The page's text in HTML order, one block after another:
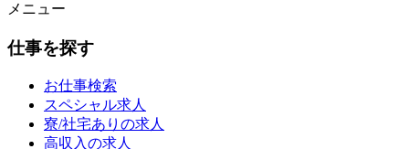
メニュー
仕事を探す
お仕事検索
スペシャル求人
寮/社宅ありの求人
高収入の求人